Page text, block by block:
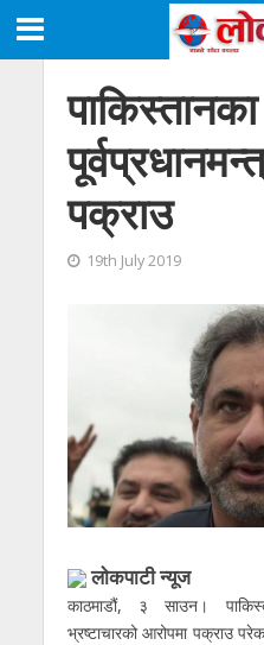
पाकिस्तानका
पक्राउ
19th July 2019
लाेकपाटी न्यूज
काठमाडौं, ३ साउन।
भ्रष्टाचारको आरोपमा पक्राउ